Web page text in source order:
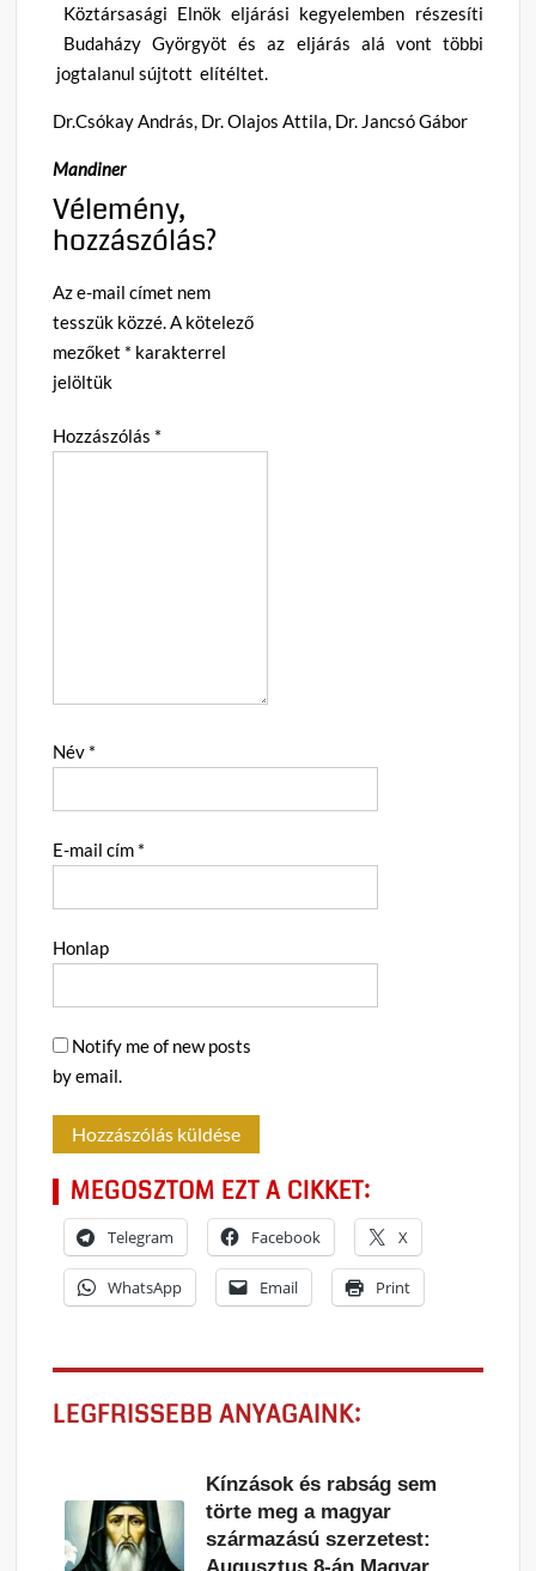
Köztársasági Elnök eljárási kegyelemben részesíti
Budaházy Györgyöt és az eljárás alá vont többi
jogtalanul sújtott elítéltet.
Dr.Csókay András, Dr. Olajos Attila, Dr. Jancsó Gábor
Mandiner
Vélemény,
hozzászólás?
Az e-mail címet nem
tesszük közzé.A kötelező
mezőket * karakterrel
jelöltük
Hozzászólás *
Név *
E-mail cím *
Honlap
Notify me of new posts
by email.
MEGOSZTOM EZT A CIKKET:
Telegram Facebook X
WhatsApp Email Print
LEGFRISSEBB ANYAGAINK:
Kínzások és rabság sem
törte meg a magyar
származású szerzetest: